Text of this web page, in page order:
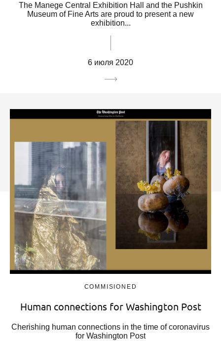
The Manege Central Exhibition Hall and the Pushkin
Museum of Fine Arts are proud to present a new
exhibition...
6 июля 2020
COMMISIONED
Human connections for Washington Post
Cherishing human connections in the time of coronavirus
for Washington Post